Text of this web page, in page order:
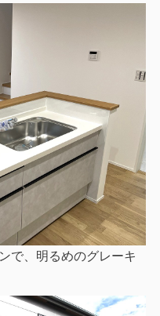
で、明るめのグレーキ